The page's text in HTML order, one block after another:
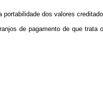
dos valores
de pagamento de que trata